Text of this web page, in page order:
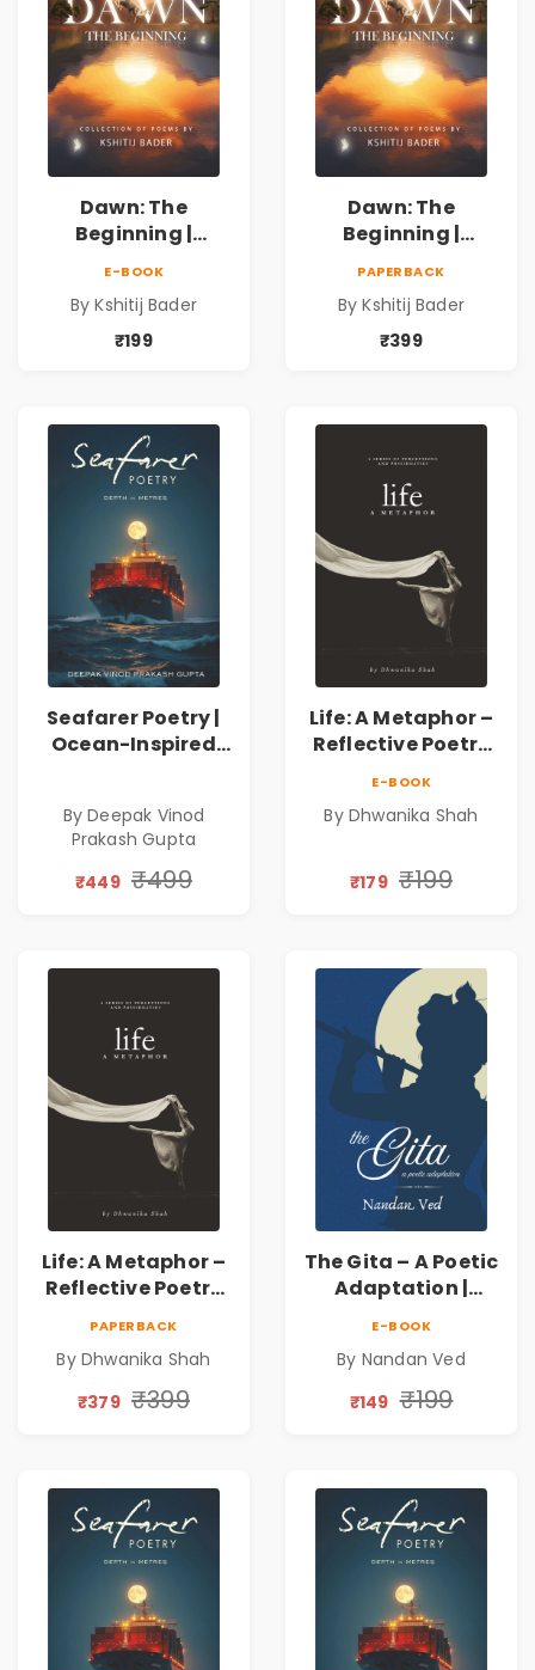
Dawn: The
Beginning |
Philosophical
Poems by Kshitij
E-BOOK
By Kshitij Bader
₹199
Dawn: The
Beginning |
Philosophical
Poems by Kshitij
PAPERBACK
By Kshitij Bader
₹399
Seafarer Poetry |
Ocean-Inspired
By Deepak Vinod
Prakash Gupta
₹449 ₹499
Life: A Metaphor –
Reflective Poetry
Silence & Self-
Journey Through
Dhwanika Shah
E-BOOK
By Dhwanika Shah
₹179 ₹199
Life: A Metaphor –
Reflective Poetry
Silence & Self-
Discovery | A
Connection | By
Dhwanika Shah
PAPERBACK
By Dhwanika Shah
₹379 ₹399
The Gita – A Poetic
Adaptation |
Book
E-BOOK
By Nandan Ved
₹149 ₹199